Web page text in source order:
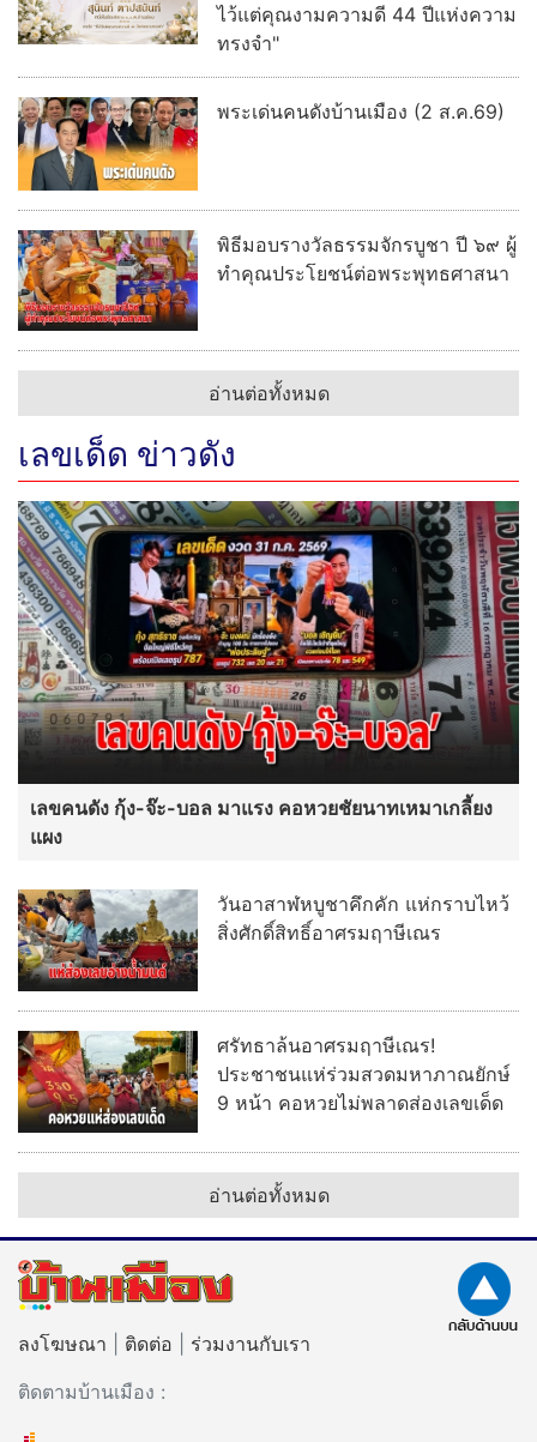
ไว้แต่คุณงามความดี 44 ปีแห่งความ
ทรงจำ"
พระเด่นคนดังบ้านเมือง (2 ส.ค.69)
พิธีมอบรางวัลธรรมจักรบูชา ปี ๖๙ ผู้
ทำคุณประโยชน์ต่อพระพุทธศาสนา
อ่านต่อทั้งหมด
เลขเด็ด ข่าวดัง
เลขคนดัง กุ้ง-จ๊ะ-บอล มาแรง คอหวยชัยนาทเหมาเกลี้ยง
แผง
วันอาสาฬหบูชาคึกคัก แห่กราบไหว้
สิ่งศักดิ์สิทธิ์อาศรมฤาษีเณร
ศรัทธาล้นอาศรมฤาษีเณร!
ประชาชนแห่ร่วมสวดมหาภาณยักษ์
9 หน้า คอหวยไม่พลาดส่องเลขเด็ด
อ่านต่อทั้งหมด
ลงโฆษณา ติดต่อ
ร่วมงานกับเรา
ติดตามบ้านเมือง :